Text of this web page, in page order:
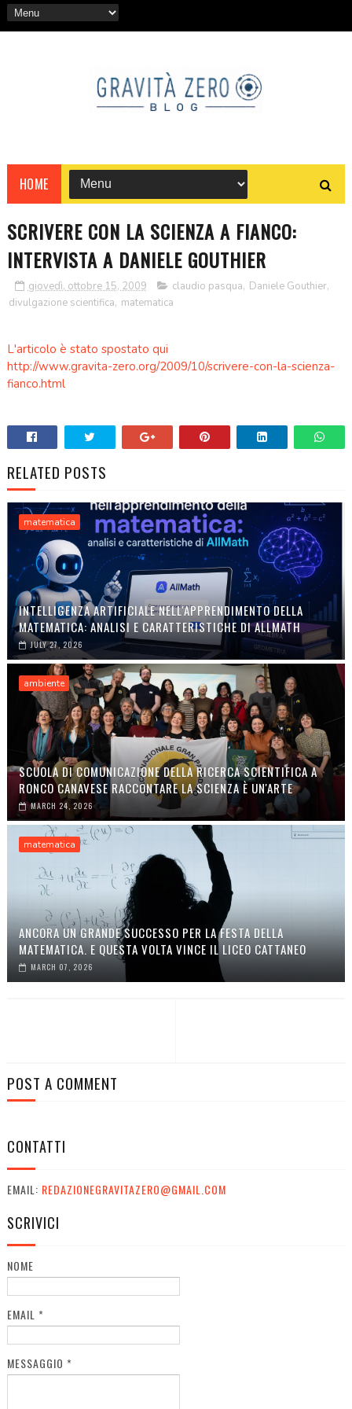
HOME
SCRIVERE CON LA SCIENZA A FIANCO:
INTERVISTA A DANIELE GOUTHIER
giovedì, ottobre 15, 2009 claudio pasqua, Daniele Gouthier,
divulgazione scientifica, matematica
L'articolo è stato spostato qui
http://www.gravita-zero.org/2009/10/scrivere-con-la-scienza-
fianco.html
RELATED POSTS
matematica
INTELLIGENZA ARTIFICIALE NELL'APPRENDIMENTO DELLA
MATEMATICA: ANALISI E CARATTERISTICHE DI ALLMATH
JULY 27, 2026
ambiente
SCUOLA DI COMUNICAZIONE DELLA RICERCA SCIENTIFICA A
RONCO CANAVESE RACCONTARE LA SCIENZA È UN'ARTE
MARCH 24, 2026
matematica
ANCORA UN GRANDE SUCCESSO PER LA FESTA DELLA
MATEMATICA. E QUESTA VOLTA VINCE IL LICEO CATTANEO
MARCH 07, 2026
POST A COMMENT
CONTATTI
EMAIL: REDAZIONEGRAVITAZERO@GMAIL.COM
SCRIVICI
NOME
EMAIL *
MESSAGGIO *